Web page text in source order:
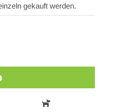
gekauft werden.